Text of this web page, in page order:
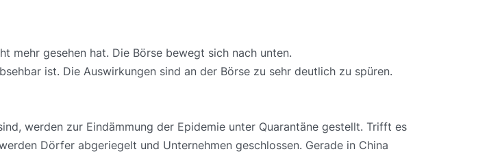
mehr gesehen hat. Die Börse bewegt sich nach unten.
ist. Die Auswirkungen sind an der Börse zu sehr deutlich zu spüren.
werden zur Eindämmung der Epidemie unter Quarantäne gestellt. Trifft es
Dörfer abgeriegelt und Unternehmen geschlossen. Gerade in China